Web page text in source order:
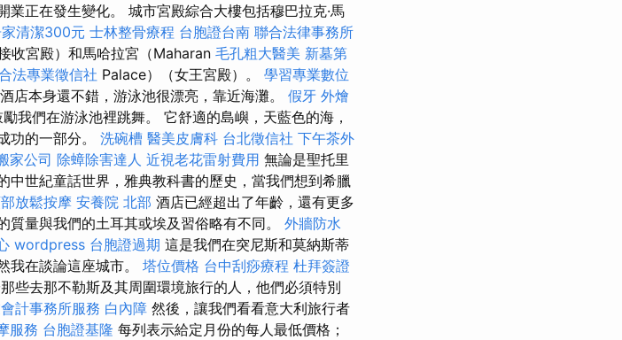
正在發生變化。 城市宮殿綜合大樓包括穆巴拉克·馬
家清潔300元 士林整骨療程 台胞證台南 聯合法律事務所
收宮殿）和馬哈拉宮（Maharan 毛孔粗大醫美 新墓第
法專業徵信社 Palace）（女王宮殿）。 學習專業數位
酒店本身還不錯，游泳池很漂亮，靠近海灘。 假牙 外燴
我們在游泳池裡跳舞。 它舒適的島嶼，天藍色的海，
功的一部分。 洗碗槽 醫美皮膚科 台北徵信社 下午茶外
家公司 除蟑除害達人 近視老花雷射費用 無論是聖托里
中世紀童話世界，雅典教科書的歷史，當我們想到希臘
放鬆按摩 安養院 北部 酒店已經超出了年齡，還有更多
量與我們的土耳其或埃及習俗略有不同。 外牆防水
wordpress 台胞證過期 這是我們在突尼斯和莫納斯蒂
我在談論這座城市。 塔位價格 台中刮痧療程 杜拜簽證
些去那不勒斯及其周圍環境旅行的人，他們必須特別
計事務所服務 白內障 然後，讓我們看看意大利旅行者
服務 台胞證基隆 每列表示給定月份的每人最低價格；